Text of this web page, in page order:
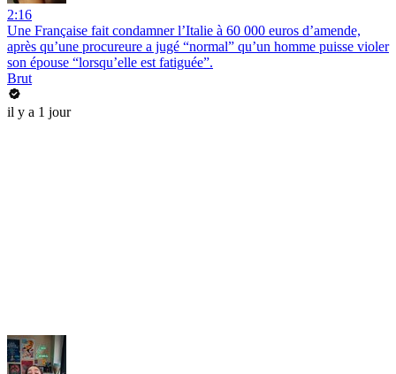
2:16
Une Française fait condamner l’Italie à 60 000 euros d’amende,
après qu’une procureure a jugé “normal” qu’un homme puisse violer
son épouse “lorsqu’elle est fatiguée”.
Brut
il y a 1 jour